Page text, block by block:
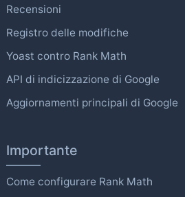
Recensioni
Registro delle modifiche
Yoast contro Rank Math
API di indicizzazione di Google
Aggiornamenti principali di Google
Importante
Come configurare Rank Math